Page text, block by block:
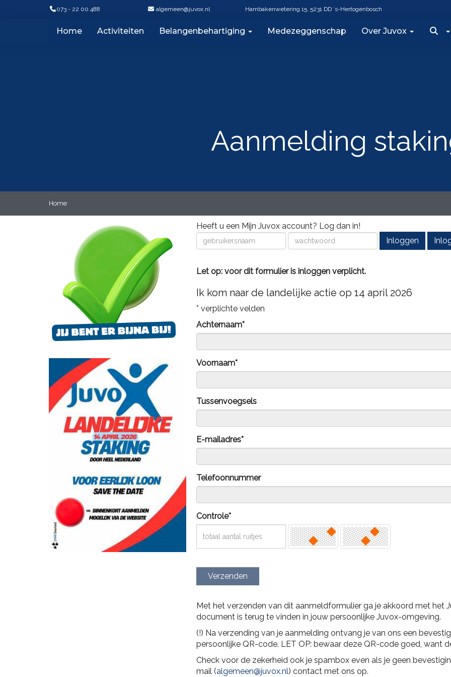
073 - 22 00 488 neemegla@juvox.nl Hambakenwetering 15, 5231 DD ´s-Hertogenbosch
Home Activiteiten Belangenbehartiging Medezeggenschap Over Juvox
Aanmelding
Home
Heeft u een Mijn Juvox account? Log dan in!
Inloggen
Let op: voor dit formulier is inloggen verplicht.
Ik kom naar de landelijke actie op 14 april 2026
* verplichte velden
Achternaam*
Voornaam*
Tussenvoegsels
E-mailadres*
Telefoonnummer
Controle*
Verzenden
Met het verzenden van dit aanmeldformulier ga je akkoord met het
document is terug te vinden in jouw persoonlijke Juvox-omgeving.
(!) Na verzending van je aanmelding ontvang je van ons een
persoonlijke QR-code. LET OP: bewaar deze QR-code goed, want
Check voor de zekerheid ook je spambox even als je geen
mail (neemegla@juvox.nl) contact met ons op.